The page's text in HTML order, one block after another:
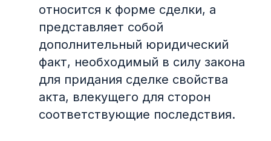
относится к форме сделки, а
представляет собой
дополнительный юридический
факт, необходимый в силу закона
для придания сделке свойства
акта, влекущего для сторон
соответствующие последствия.
info@gardium.ru
+7 495 665-82-58
Пользовательское соглашение
Политика конфиденициальности
ИНН 7721854322
ОГРН 5147746423590